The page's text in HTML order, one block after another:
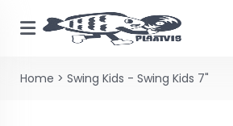
Home > Swing Kids - Swing Kids 7"